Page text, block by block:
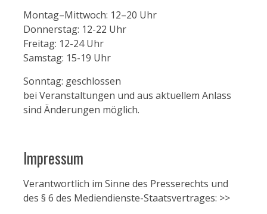
Montag–Mittwoch: 12–20 Uhr
Donnerstag: 12-22 Uhr
Freitag: 12-24 Uhr
Samstag: 15-19 Uhr
Sonntag: geschlossen
bei Veranstaltungen und aus aktuellem Anlass
sind Änderungen möglich.
Impressum
Verantwortlich im Sinne des Presserechts und
des § 6 des Mediendienste-Staatsvertrages: >>